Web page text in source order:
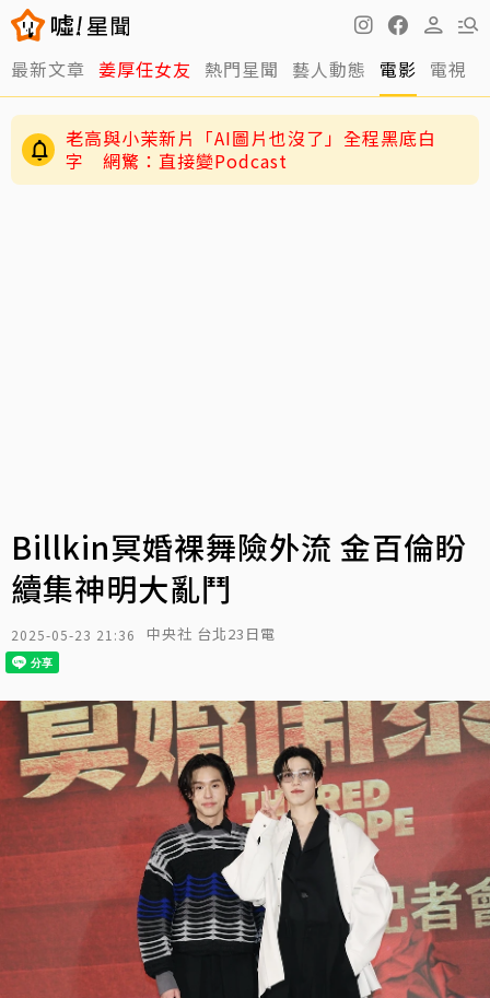
最新文章 姜厚任女友 熱門星聞 藝人動態 電影 電視
快訊／方志友、楊銘威離婚了！結束12年婚「無
法再做情人永遠是家人」
老高與小茉新片「AI圖片也沒了」全程黑底白
字 網驚：直接變Podcast
Billkin冥婚裸舞險外流 金百倫盼
續集神明大亂鬥
2025-05-23 21:36 中央社 台北23日電